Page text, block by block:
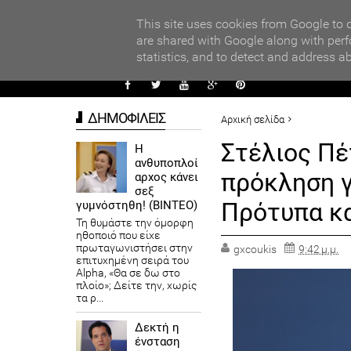
Αρχική σελίδα
ΑΥΤΟΔΙΟΙΚΗΣΗ
Στέλιος Πέτσας, : «Χρυσή
Πειραματικά σχολεία»
Στέλιος
πρόκληση
Πρότυπα
gxcoukis 9:42 μ.μ.
ΔΗΜΟΦΙΛΕΙΣ
Η
ανθυποπλοί
αρχος κάνει
σεξ
γυμνόστηθη! (ΒΙΝΤΕΟ)
Τη θυμάστε την όμορφη
ηθοποιό που είχε
πρωταγωνιστήσει στην
επιτυχημένη σειρά του
Alpha, «Θα σε δω στο
πλοίο»; Δείτε την, χωρίς
τα ρ...
Δεκτή η
ένσταση
This site uses cookies from Google to
are shared with Google along with
statistics, and to detect and address